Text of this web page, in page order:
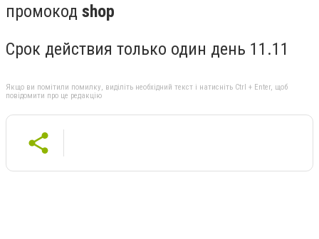
промокод shop
Срок действия только один день 11.11
Якщо ви помітили помилку, виділіть необхідний текст і натисніть Ctrl + Enter, щоб
повідомити про це редакцію